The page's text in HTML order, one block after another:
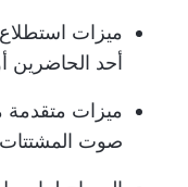
ميزات
أحد الحاضرين
ميزات متقدمة
صوت المشتتات